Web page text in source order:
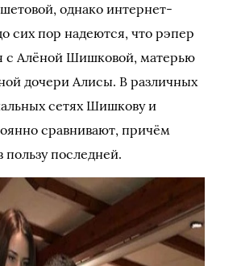
однако интернет-
сих пор надеются, что рэпер
с Алёной Шишковой, матерью
дочери Алисы. В различных
сетях Шишкову и
сравнивают, причём
пользу последней.